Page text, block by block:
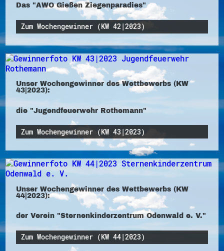
Das "AWO Gießen Ziegenparadies"
Zum Wochengewinner (KW 42|2023)
Unser Wochengewinner des Wettbewerbs (KW
43|2023):
die "Jugendfeuerwehr Rothemann"
Zum Wochengewinner (KW 43|2023)
Unser Wochengewinner des Wettbewerbs (KW
44|2023):
der Verein "Sternenkinderzentrum Odenwald e. V."
Zum Wochengewinner (KW 44|2023)